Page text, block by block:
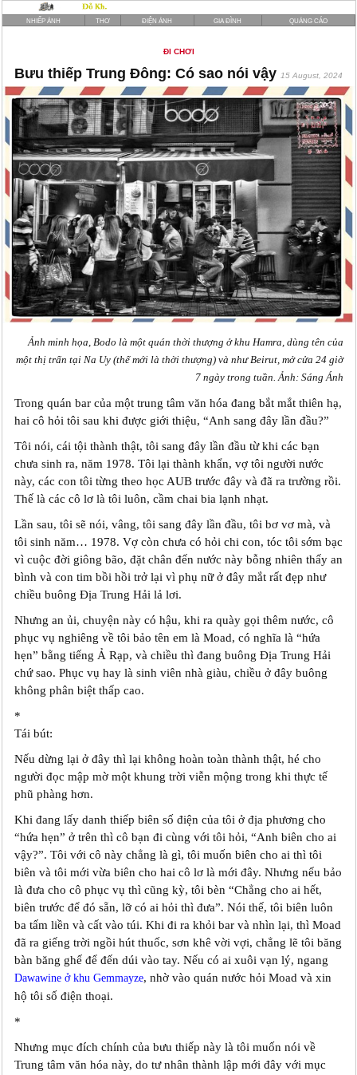
NHIẾP ẢNH THƠ ĐIỆN ẢNH GIA ĐÌNH QUẢNG CÁO
ĐI CHƠI
Bưu thiếp Trung Đông: Có sao nói vậy 15 August, 2024
Ảnh minh họa, Bodo là một quán thời thượng ở khu Hamra, dùng tên của
một thị trấn tại Na Uy (thế mới là thời thượng) và như Beirut, mở cửa 24 giờ
7 ngày trong tuần. Ảnh: Sáng Ánh
Trong quán bar của một trung tâm văn hóa đang bắt mắt thiên hạ,
hai cô hỏi tôi sau khi được giới thiệu, “Anh sang đây lần đầu?”
Tôi nói, cái tội thành thật, tôi sang đây lần đầu từ khi các bạn
chưa sinh ra, năm 1978. Tôi lại thành khẩn, vợ tôi người nước
này, các con tôi từng theo học AUB trước đây và đã ra trường rồi.
Thế là các cô lơ là tôi luôn, cầm chai bia lạnh nhạt.
Lần sau, tôi sẽ nói, vâng, tôi sang đây lần đầu, tôi bơ vơ mà, và
tôi sinh năm… 1978. Vợ còn chưa có hỏi chi con, tóc tôi sớm bạc
vì cuộc đời giông bão, đặt chân đến nước này bỗng nhiên thấy an
bình và con tim bồi hồi trở lại vì phụ nữ ở đây mắt rất đẹp như
chiều buông Địa Trung Hải lả lơi.
Nhưng an ủi, chuyện này có hậu, khi ra quày gọi thêm nước, cô
phục vụ nghiêng về tôi bảo tên em là Moad, có nghĩa là “hứa
hẹn” bằng tiếng Ả Rạp, và chiều thì đang buông Địa Trung Hải
chứ sao. Phục vụ hay là sinh viên nhà giàu, chiều ở đây buông
không phân biệt thấp cao.
*
Tái bút:
Nếu dừng lại ở đây thì lại không hoàn toàn thành thật, hé cho
người đọc mập mờ một khung trời viễn mộng trong khi thực tế
phũ phàng hơn.
Khi đang lấy danh thiếp biên số điện của tôi ở địa phương cho
“hứa hẹn” ở trên thì cô bạn đi cùng với tôi hỏi, “Anh biên cho ai
vậy?”. Tôi với cô này chẳng là gì, tôi muốn biên cho ai thì tôi
biên và tôi mới vừa biên cho hai cô lơ là mới đây. Nhưng nếu bảo
là đưa cho cô phục vụ thì cũng kỳ, tôi bèn “Chẳng cho ai hết,
biên trước để đó sẵn, lỡ có ai hỏi thì đưa”. Nói thế, tôi biên luôn
ba tấm liền và cất vào túi. Khi đi ra khỏi bar và nhìn lại, thì Moad
đã ra giếng trời ngồi hút thuốc, sơn khê vời vợi, chẳng lẽ tôi băng
bàn băng ghế để đến dúi vào tay. Nếu có ai xuôi vạn lý, ngang
Dawawine ở khu Gemmayze, nhờ vào quán nước hỏi Moad và xin
hộ tôi số điện thoại.
*
Nhưng mục đích chính của bưu thiếp này là tôi muốn nói về
Trung tâm văn hóa này, do tư nhân thành lập mới đây với mục